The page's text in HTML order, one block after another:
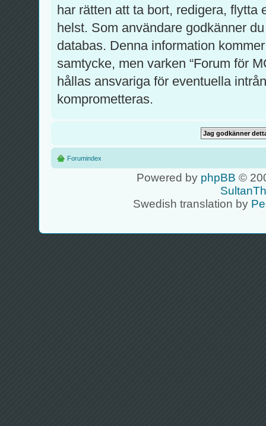
har rätten att ta bort, redigera, flytta
helst. Som användare godkänner
databas. Denna information
samtycke, men varken “Forum för
hållas ansvariga för eventuella
komprometteras.
Forumindex
Powered by phpBB ©
Swedish translation by